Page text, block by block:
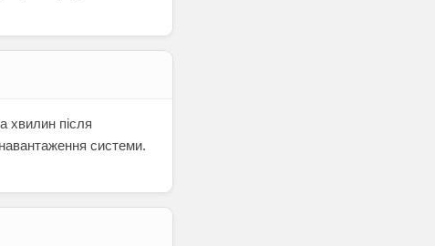
хвилин після
системи.